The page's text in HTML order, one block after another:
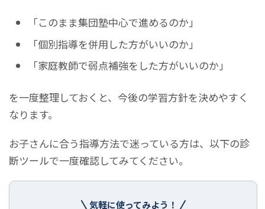
「このまま集団塾中心で進めるのか」
「個別指導を併用した方がいいのか」
「家庭教師で弱点補強をした方がいいのか」
を一度整理しておくと、今後の学習方針を決めやすく
なります。
お子さんに合う指導方法で迷っている方は、以下の診
断ツールで一度確認してみてください。
気軽に使ってみよう！